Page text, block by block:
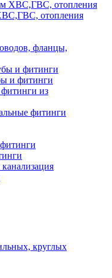
отопления
фланцы,
и фитинги
и фитинги
из
фитинги
круглых